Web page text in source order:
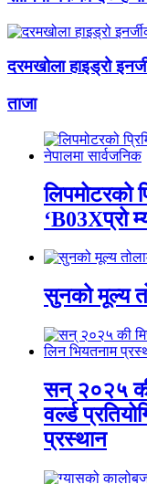
दरमखोला हाइड्रो
ताजा
लिपमोटरको
‘B03Xप्रो
सुनको मूल्य
सन् २०२५
वर्ल्ड
प्रस्थान